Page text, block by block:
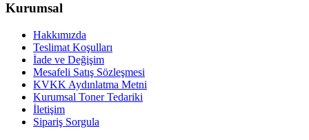
Kurumsal
Hakkımızda
Teslimat Koşulları
İade ve Değişim
Mesafeli Satış Sözleşmesi
KVKK Aydınlatma Metni
Kurumsal Toner Tedariki
İletişim
Sipariş Sorgula